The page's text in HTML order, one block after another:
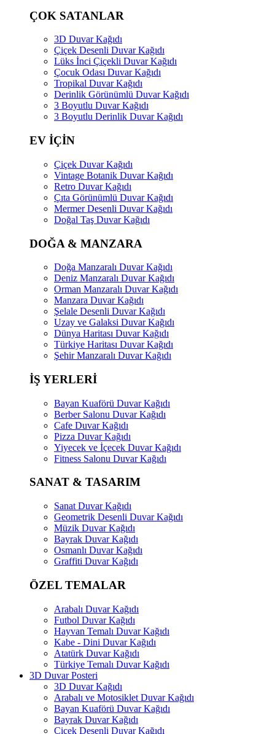
ÇOK SATANLAR
3D Duvar Kağıdı
Çiçek Desenli Duvar Kağıdı
Lüks İnci Çiçekli Duvar Kağıdı
Çocuk Odası Duvar Kağıdı
Tropikal Duvar Kağıdı
Derinlik Görünümlü Duvar Kağıdı
3 Boyutlu Duvar Kağıdı
3 Boyutlu Derinlik Duvar Kağıdı
EV İÇİN
Çiçek Duvar Kağıdı
Vintage Botanik Duvar Kağıdı
Retro Duvar Kağıdı
Çıta Görünümlü Duvar Kağıdı
Mermer Desenli Duvar Kağıdı
Doğal Taş Duvar Kağıdı
DOĞA & MANZARA
Doğa Manzaralı Duvar Kağıdı
Deniz Manzaralı Duvar Kağıdı
Orman Manzaralı Duvar Kağıdı
Manzara Duvar Kağıdı
Şelale Desenli Duvar Kağıdı
Uzay ve Galaksi Duvar Kağıdı
Dünya Haritası Duvar Kağıdı
Türkiye Haritası Duvar Kağıdı
Şehir Manzaralı Duvar Kağıdı
İŞ YERLERİ
Bayan Kuaförü Duvar Kağıdı
Berber Salonu Duvar Kağıdı
Cafe Duvar Kağıdı
Pizza Duvar Kağıdı
Yiyecek ve İçecek Duvar Kağıdı
Fitness Salonu Duvar Kağıdı
SANAT & TASARIM
Sanat Duvar Kağıdı
Geometrik Desenli Duvar Kağıdı
Müzik Duvar Kağıdı
Bayrak Duvar Kağıdı
Osmanlı Duvar Kağıdı
Graffiti Duvar Kağıdı
ÖZEL TEMALAR
Arabalı Duvar Kağıdı
Futbol Duvar Kağıdı
Hayvan Temalı Duvar Kağıdı
Kabe - Dini Duvar Kağıdı
Atatürk Duvar Kağıdı
Türkiye Temalı Duvar Kağıdı
3D Duvar Posteri
3D Duvar Kağıdı
Arabalı ve Motosiklet Duvar Kağıdı
Bayan Kuaförü Duvar Kağıdı
Bayrak Duvar Kağıdı
Çiçek Desenli Duvar Kağıdı